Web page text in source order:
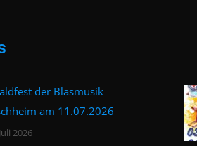
der Blasmusik
am 11.07.2026
2026